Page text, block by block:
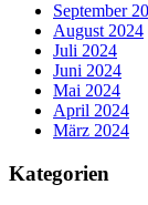
September
August 2024
Juli 2024
Juni 2024
Mai 2024
April 2024
März 2024
Kategorien